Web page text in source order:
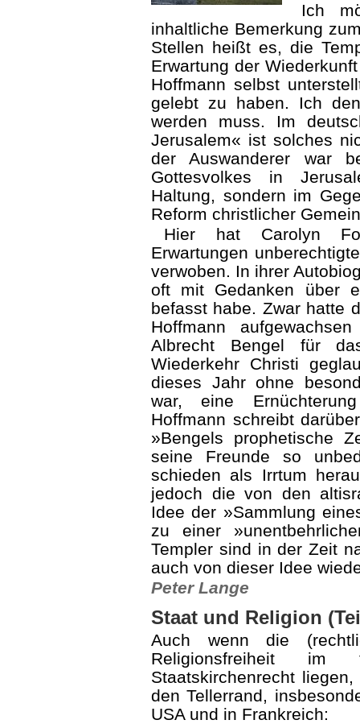
Ich
inhaltliche Bemerkung
Stellen heißt es, die
Erwartung der
Hoffmann selbst
gelebt zu haben. Ich
werden muss. Im
Jerusalem« ist solches
der Auswanderer war
Gottesvolkes in
Haltung, sondern im
Reform christlicher
Hier hat Carolyn
Erwartungen
verwoben. In ihrer
oft mit Ge­dan­ken über
befasst habe. Zwar hatte
Hoffmann
Albrecht Bengel für
Wiederkehr Christi
dieses Jahr ohne
war, eine
Hoffmann schreibt
»Bengels propheti­sche
seine Freunde so
schieden als Irrtum
jedoch die von den
Idee der »Sammlung
zu einer
Templer sind in der Zeit
auch von dieser Idee
Peter Lange
Staat und Religion
Auch wenn die
Religionsfreiheit im
Staatskirchenrecht
den Tellerrand,
USA und in Frankreich: